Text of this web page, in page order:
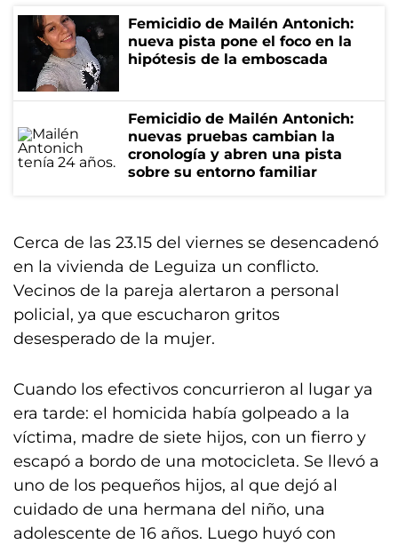
Femicidio de Mailén Antonich:
nueva pista pone el foco en la
hipótesis de la emboscada
Femicidio de Mailén Antonich:
nuevas pruebas cambian la
cronología y abren una pista
sobre su entorno familiar
Cerca de las 23.15 del viernes se desencadenó
en la vivienda de Leguiza un conflicto.
Vecinos de la pareja alertaron a personal
policial, ya que escucharon gritos
desesperado de la mujer.
Cuando los efectivos concurrieron al lugar ya
era tarde: el homicida había golpeado a la
víctima, madre de siete hijos, con un fierro y
escapó a bordo de una motocicleta. Se llevó a
uno de los pequeños hijos, al que dejó al
cuidado de una hermana del niño, una
adolescente de 16 años. Luego huyó con